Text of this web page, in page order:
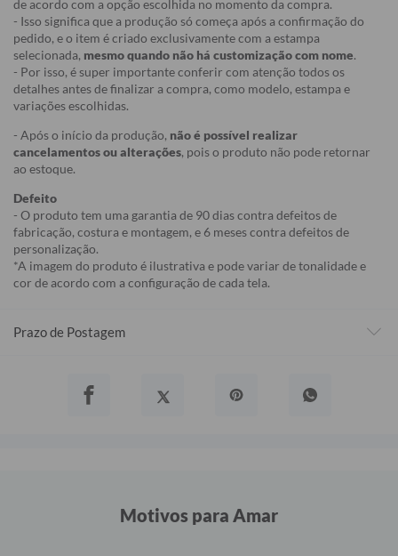
de acordo com a opção escolhida no momento da compra.
- Isso significa que a produção só começa após a confirmação do
pedido, e o item é criado exclusivamente com a estampa
selecionada, mesmo quando não há customização com nome.
- Por isso, é super importante conferir com atenção todos os
detalhes antes de finalizar a compra, como modelo, estampa e
variações escolhidas.
- Após o início da produção, não é possível realizar
cancelamentos ou alterações, pois o produto não pode retornar
ao estoque.
Defeito
- O produto tem uma garantia de 90 dias contra defeitos de
fabricação, costura e montagem, e 6 meses contra defeitos de
personalização.
*A imagem do produto é ilustrativa e pode variar de tonalidade e
cor de acordo com a configuração de cada tela.
Prazo de Postagem
Motivos para Amar